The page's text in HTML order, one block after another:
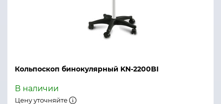
Кольпоскоп бинокулярный KN-2200BI
В наличии
Цену уточняйте